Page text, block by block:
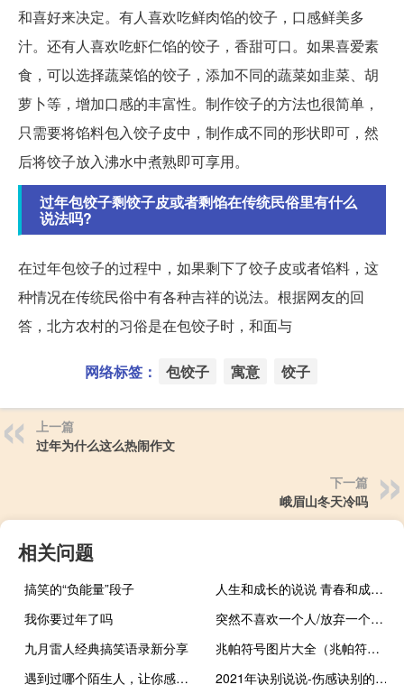
和喜好来决定。有人喜欢吃鲜肉馅的饺子，口感鲜美多
汁。还有人喜欢吃虾仁馅的饺子，香甜可口。如果喜爱素
食，可以选择蔬菜馅的饺子，添加不同的蔬菜如韭菜、胡
萝卜等，增加口感的丰富性。制作饺子的方法也很简单，
只需要将馅料包入饺子皮中，制作成不同的形状即可，然
后将饺子放入沸水中煮熟即可享用。
过年包饺子剩饺子皮或者剩馅在传统民俗里有什么
说法吗?
在过年包饺子的过程中，如果剩下了饺子皮或者馅料，这
种情况在传统民俗中有各种吉祥的说法。根据网友的回
答，北方农村的习俗是在包饺子时，和面与
网络标签： 包饺子 寓意 饺子
上一篇
过年为什么这么热闹作文
下一篇
峨眉山冬天冷吗
相关问题
搞笑的“负能量”段子
人生和成长的说说 青春和成长的有些怅然的心情说说
我你要过年了吗
突然不喜欢一个人/放弃一个人是一种什么样的感受？
九月雷人经典搞笑语录新分享
兆帕符号图片大全（兆帕符号）
遇到过哪个陌生人，让你感觉世界很美好
2021年诀别说说-伤感诀别的说说 两个人分别的伤感说说